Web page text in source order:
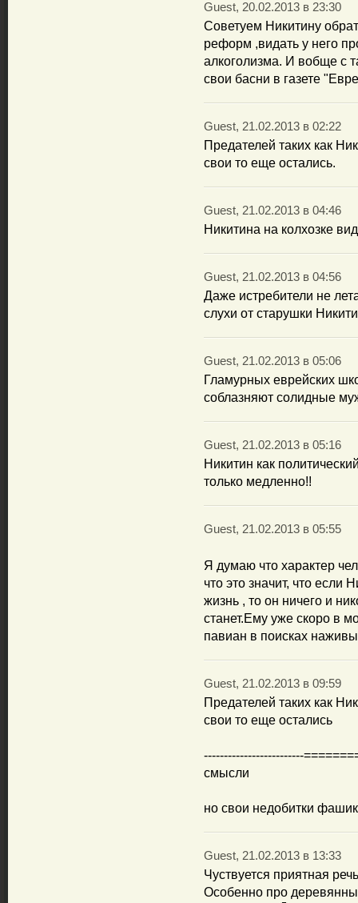
Guest, 20.02.2013 в 23:30
Советуем Никитину
реформ ,видать у него
алкоголизма. И вобще с
свои басни в газете
Guest, 21.02.2013 в 02:22
Предателей таких как
свои то еще остались.
Guest, 21.02.2013 в 04:46
Никитина на колхозке
Guest, 21.02.2013 в 04:56
Даже истребители не
слухи от старушки
Guest, 21.02.2013 в 05:06
Гламурных еврейских
соблазняют солидные
Guest, 21.02.2013 в 05:16
Никитин как
только медленно!!
Guest, 21.02.2013 в 05:55
Я думаю что характер
что это значит, что если
жизнь , то он ничего и
станет.Ему уже скоро в
павиан в поисках наживы
Guest, 21.02.2013 в 09:59
Предателей таких как
свои то еще остались
-------------------------
смысли
но свои недобитки
Guest, 21.02.2013 в 13:33
Чуствуется приятная
Особенно про